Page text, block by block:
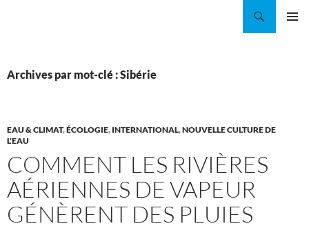
Archives par mot-clé : Sibérie
EAU & CLIMAT,ÉCOLOGIE, INTERNATIONAL,NOUVELLE CULTURE DE
L'EAU
COMMENT LES RIVIÈRES
AÉRIENNES DE VAPEUR
GÉNÈRENT DES PLUIES